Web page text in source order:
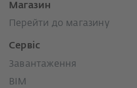
Магазин
Перейти до магазину
Сервіс
Завантаження
BIM